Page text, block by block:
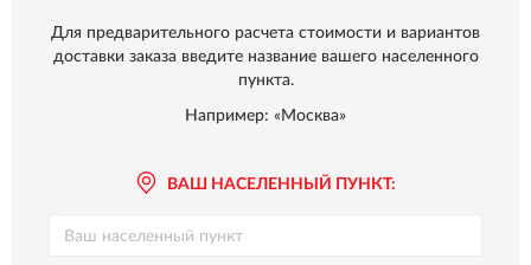
Для предварительного расчета стоимости и вариантов
доставки заказа введите название вашего населенного
пункта.
Например: «Москва»
ВАШ НАСЕЛЕННЫЙ ПУНКТ: